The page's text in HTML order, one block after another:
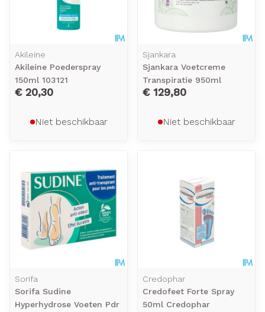
Akileine
Akileine Poederspray
150ml 103121
€ 20,30
Niet beschikbaar
Sjankara
Sjankara Voetcreme
Transpiratie 950ml
€ 129,80
Niet beschikbaar
Sorifa
Sorifa Sudine
Hyperhydrose Voeten Pdr
Credophar
Credofeet Forte Spray
50ml Credophar